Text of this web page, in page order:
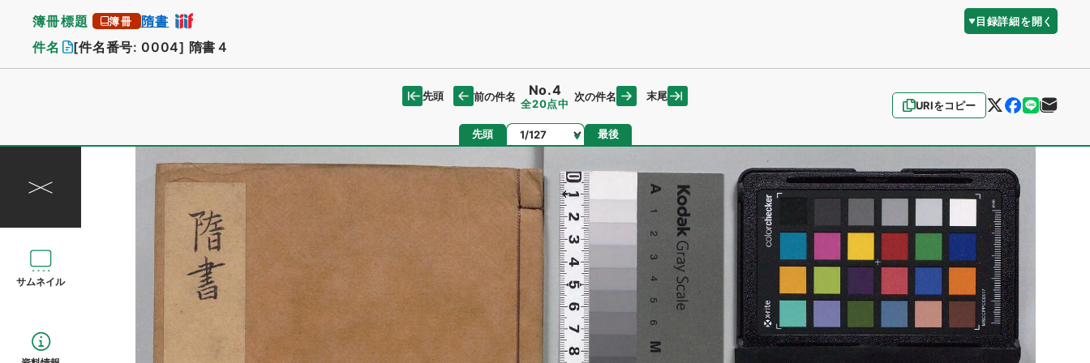
簿冊標題 簿冊 隋書 目録詳細を開く
件名 [件名番号: 0004] 隋書４
URIをコピー
先頭 前の件名 No.4
全20点中
次の件名 末尾
先頭 ページ 最後
サムネイル